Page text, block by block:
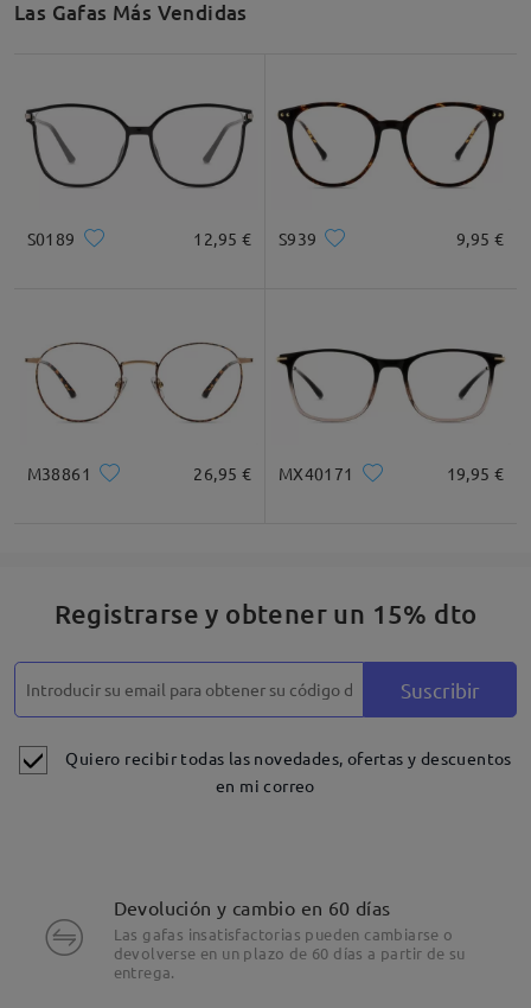
Descripción del Producto
Las Gafas Más Vendidas
S0189 12,95 € S939 9,95 €
M38861 26,95 € MX40171 19,95 €
Registrarse y obtener un 15% dto
Suscribir
Quiero recibir todas las novedades, ofertas y descuentos
en mi correo
Devolución y cambio en 60 días
Las gafas insatisfactorias pueden cambiarse o
devolverse en un plazo de 60 días a partir de su
entrega.